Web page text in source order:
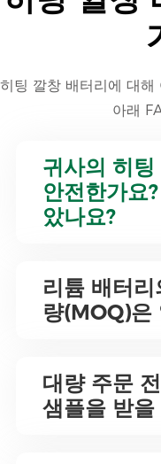
히팅 깔창 배터리에 대해
아래
귀사의 히
안전한가요
았나요?
리튬 배터
량(MOQ)은
대량 주문
샘플을 받을